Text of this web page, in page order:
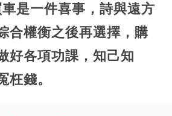
是一件喜事，詩與遠方
合權衡之後再選擇，購
好各項功課，知己知
枉錢。